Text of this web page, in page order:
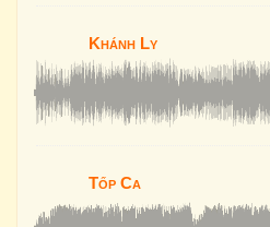
Khánh Ly
Tốp Ca